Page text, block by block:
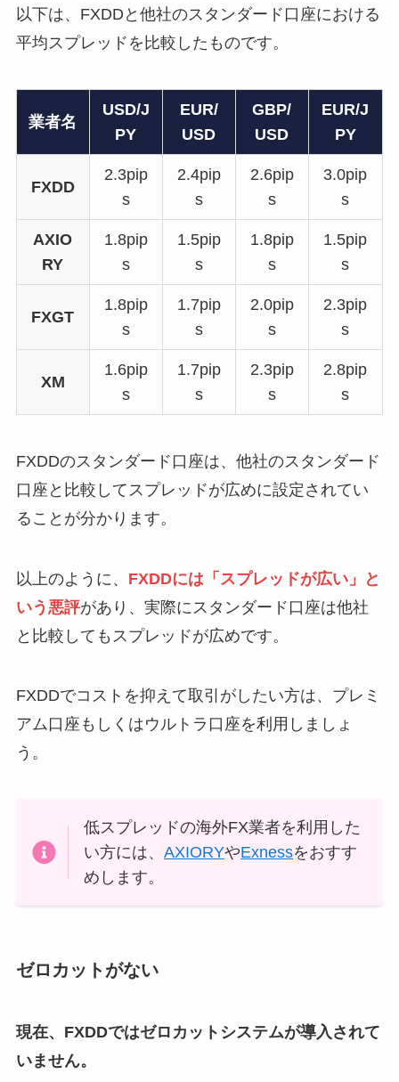
以下は、FXDDと他社のスタンダード口座における
平均スプレッドを比較したものです。
業者名
USD/J
PY
EUR/
USD
GBP/
USD
EUR/J
PY
FXDD
2.3pip
s
2.4pip
s
2.6pip
s
3.0pip
s
AXIO
RY
1.8pip
s
1.5pip
s
1.8pip
s
1.5pip
s
FXGT
1.8pip
s
1.7pip
s
2.0pip
s
2.3pip
s
XM
1.6pip
s
1.7pip
s
2.3pip
s
2.8pip
s
FXDDのスタンダード口座は、他社のスタンダード
口座と比較してスプレッドが広めに設定されてい
ることが分かります。
以上のように、 FXDDには「スプレッドが広い」と
いう悪評があり、実際にスタンダード口座は他社
と比較してもスプレッドが広めです。
FXDDでコストを抑えて取引がしたい方は、プレミ
アム口座もしくはウルトラ口座を利用しましょ
う。
低スプレッドの海外FX業者を利用した
い方には、AXIORYやExnessをおすす
めします。
ゼロカットがない
現在、FXDDではゼロカットシステムが導入されて
いません。